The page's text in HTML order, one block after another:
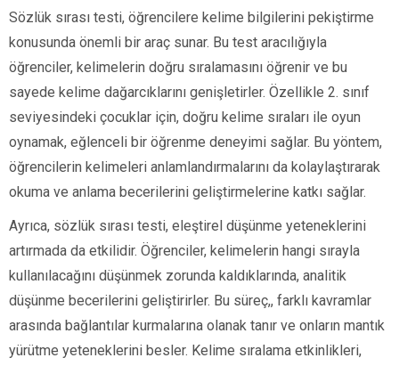
Sözlük sırası testi, öğrencilere kelime bilgilerini pekiştirme
konusunda önemli bir araç sunar. Bu test aracılığıyla
öğrenciler, kelimelerin doğru sıralamasını öğrenir ve bu
sayede kelime dağarcıklarını genişletirler. Özellikle 2. sınıf
seviyesindeki çocuklar için, doğru kelime sıraları ile oyun
oynamak, eğlenceli bir öğrenme deneyimi sağlar. Bu yöntem,
öğrencilerin kelimeleri anlamlandırmalarını da kolaylaştırarak
okuma ve anlama becerilerini geliştirmelerine katkı sağlar.
Ayrıca, sözlük sırası testi, eleştirel düşünme yeteneklerini
artırmada da etkilidir. Öğrenciler, kelimelerin hangi sırayla
kullanılacağını düşünmek zorunda kaldıklarında, analitik
düşünme becerilerini geliştirirler. Bu süreç,, farklı kavramlar
arasında bağlantılar kurmalarına olanak tanır ve onların mantık
yürütme yeteneklerini besler. Kelime sıralama etkinlikleri,